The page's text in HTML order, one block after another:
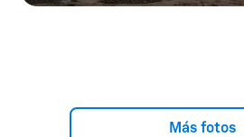
Más fotos